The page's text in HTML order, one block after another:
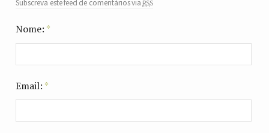
Subscreva este feed de comentários via
Nome: *
Email: *